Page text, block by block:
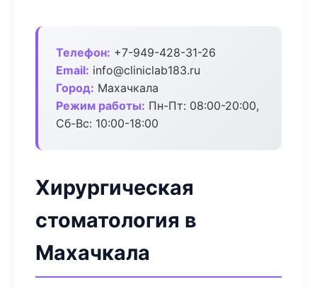
Телефон: +7-949-428-31-26
Email: info@cliniclab183.ru
Город: Махачкала
Режим работы: Пн-Пт: 08:00-20:00,
Сб-Вс: 10:00-18:00
Хирургическая
стоматология в
Махачкала